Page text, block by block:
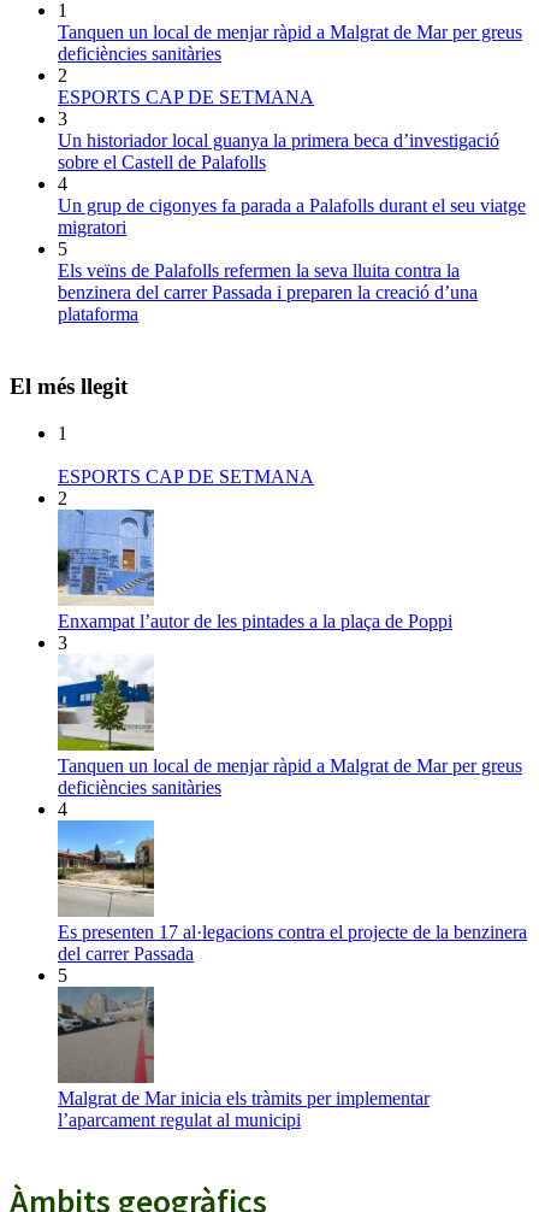
1
Tanquen un local de menjar ràpid a Malgrat de Mar per greus
deficiències sanitàries
2
ESPORTS CAP DE SETMANA
3
Un historiador local guanya la primera beca d’investigació
sobre el Castell de Palafolls
4
Un grup de cigonyes fa parada a Palafolls durant el seu viatge
migratori
5
Els veïns de Palafolls refermen la seva lluita contra la
benzinera del carrer Passada i preparen la creació d’una
plataforma
El més llegit
1
ESPORTS CAP DE SETMANA
2
Enxampat l’autor de les pintades a la plaça de Poppi
3
Tanquen un local de menjar ràpid a Malgrat de Mar per greus
deficiències sanitàries
4
Es presenten 17 al·legacions contra el projecte de la benzinera
del carrer Passada
5
Malgrat de Mar inicia els tràmits per implementar
l’aparcament regulat al municipi
Àmbits geogràfics